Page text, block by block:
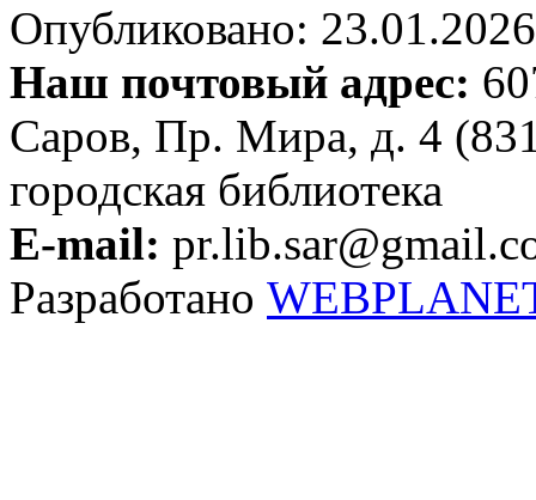
Опубликовано:
Наш почтовый адрес:
Саров, Пр. Мира, д. 4
городская библиотека
E-mail:
Разработано